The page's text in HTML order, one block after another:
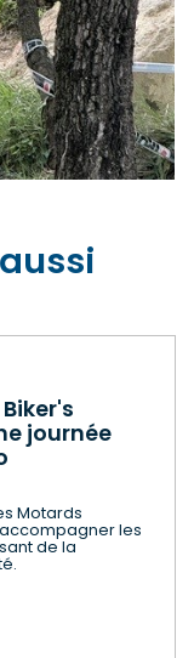
journée
Motards
les
de la